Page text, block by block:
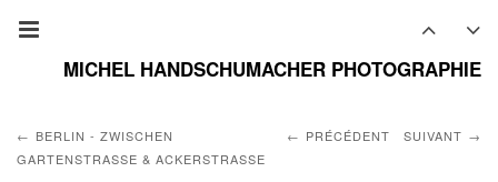
MICHEL HANDSCHUMACHER PHOTOGRAPHIE
PRÉCÉDENT SUIVANT
BERLIN - ZWISCHEN
GARTENSTRASSE & ACKERSTRASSE